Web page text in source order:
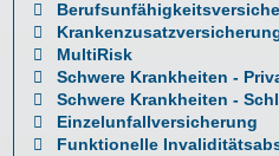
MultiRisk
Schwere Krankheiten -
Schwere Krankheiten -
Einzelunfallversicherung
Funktionelle